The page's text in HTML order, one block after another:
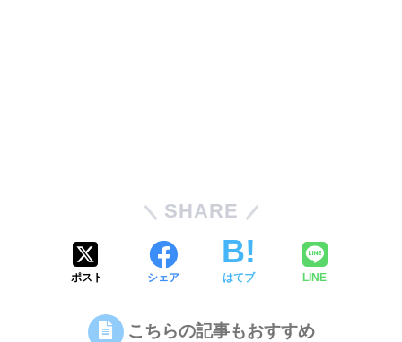
SHARE
ポスト シェア はてブ LINE
こちらの記事もおすすめ